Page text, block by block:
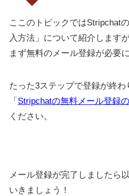
ここのトピックではStripchat
入方法」について紹介します
まず無料のメール登録が必要
たった3ステップで登録が終わ
「 Stripchatの無料メール登録
ください。
メール登録が完了しましたら
いきましょう！